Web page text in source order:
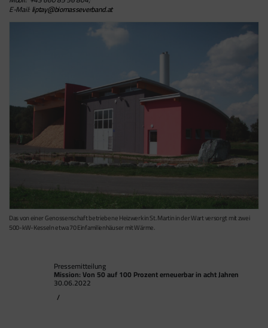
E-Mail:liptay@biomasseverband.at
Das von einer Genossenschaft betriebene Heizwerk in St. Martin in der Wart versorgt mit zwei
500-kW-Kesseln etwa 70 Einfamilienhäuser mit Wärme.
Pressemitteilung
Mission: Von 50 auf 100 Prozent erneuerbar in acht Jahren
30.06.2022
/